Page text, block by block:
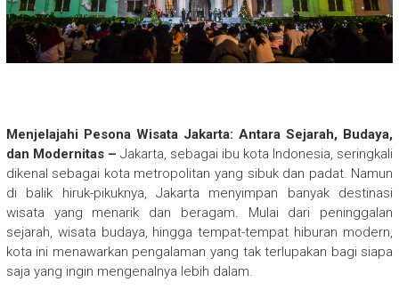
Menjelajahi Pesona Wisata Jakarta: Antara Sejarah, Budaya,
dan Modernitas – Jakarta, sebagai ibu kota Indonesia, seringkali
dikenal sebagai kota metropolitan yang sibuk dan padat. Namun
di balik hiruk-pikuknya, Jakarta menyimpan banyak destinasi
wisata yang menarik dan beragam. Mulai dari peninggalan
sejarah, wisata budaya, hingga tempat-tempat hiburan modern,
kota ini menawarkan pengalaman yang tak terlupakan bagi siapa
saja yang ingin mengenalnya lebih dalam.